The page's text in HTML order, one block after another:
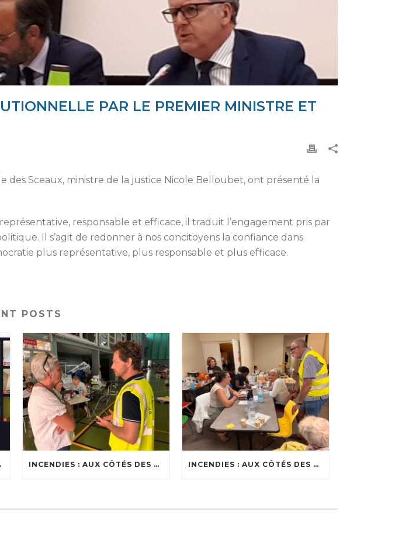
PAR LE PREMIER MINISTRE ET
des Sceaux, ministre de la justice Nicole Belloubet, ont présenté la
responsable et efficace, il traduit l’engagement pris par
Il s’agit de redonner à nos concitoyens la confiance dans
plus représentative, plus responsable et plus efficace.
POSTS
SUR LE BASSIN D’ARCACHON INCENDIES : AUX CÔTÉS DES SOIGNANTS INCENDIES : AUX CÔTÉS DES ÉVACUÉS DANS LES CENTRES D’ACCUEIL DU BASSIN